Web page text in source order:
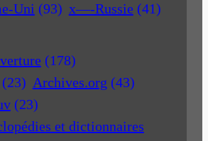
Uni (93) x—-Russie (41)
(178)
(23) Archives.org (43)
(23)
et dictionnaires